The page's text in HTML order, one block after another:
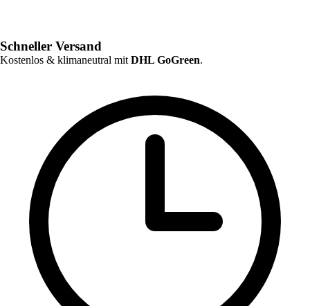
Schneller Versand
Kostenlos & klimaneutral mit DHL GoGreen.